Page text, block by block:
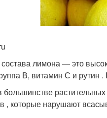
лимона — это
В, витамин С и рутин
большинстве
, которые нарушают